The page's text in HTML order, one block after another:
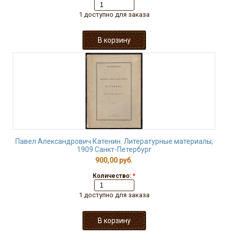
1 доступно для заказа
Павел Александрович Катенин. Литературные материалы,
1909 Санкт-Петербург
900,00 руб.
Количество: *
1 доступно для заказа